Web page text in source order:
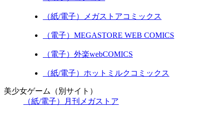
（紙/電子）メガストアコミックス
（電子）MEGASTORE WEB COMICS
（電子）外楽webCOMICS
（紙/電子）ホットミルクコミックス
美少女ゲーム（別サイト）
（紙/電子）月刊メガストア